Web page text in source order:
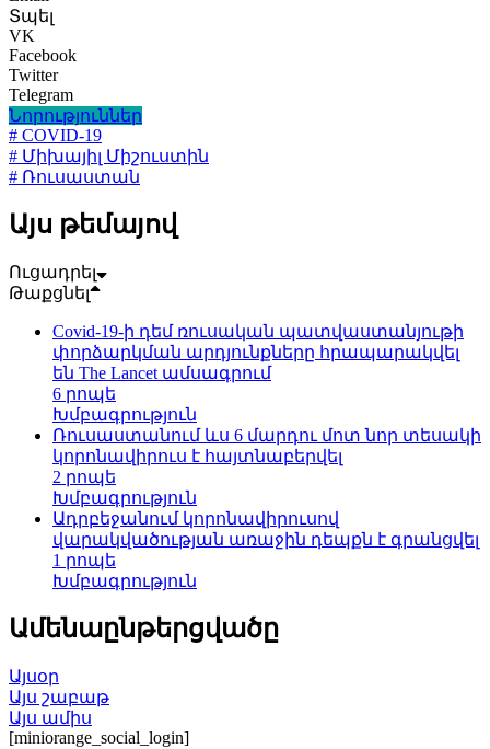
Տպել
VK
Facebook
Twitter
Telegram
Նորություններ
# COVID-19
# Միխայիլ Միշուստին
# Ռուսաստան
Այս թեմայով
Ուցադրել
Թաքցնել
Covid-19-ի դեմ ռուսական պատվաստանյութի
փորձարկման արդյունքները հրապարակվել
են The Lancet ամսագրում
6 րոպե
Խմբագրություն
Ռուսաստանում ևս 6 մարդու մոտ նոր տեսակի
կորոնավիրուս է հայտնաբերվել
2 րոպե
Խմբագրություն
Ադրբեջանում կորոնավիրուսով
վարակվածության առաջին դեպքն է գրանցվել
1 րոպե
Խմբագրություն
Ամենաընթերցվածը
Այսօր
Այս շաբաթ
Այս ամիս
[miniorange_social_login]